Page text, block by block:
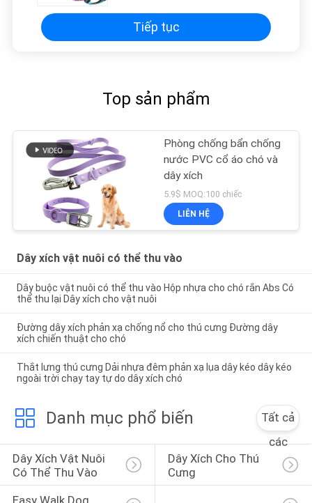
Tiếp tục
Top sản phẩm
Phòng chống bẩn chống
nước PVC cổ áo chó và
dây xích
5.9$ MOQ:100 chiếc
LIÊN HỆ
Dây xích vật nuôi có thể thu vào
Dây buộc vật nuôi có thể thu vào Hộp nhựa cho chó rắn Abs Có
thể thu lại Dây xích cho vật nuôi
Đường dây xích phản xạ chống nổ cho thú cưng Đường dây
xích chiến thuật cho chó
Thắt lưng thú cưng Dải nhựa đêm phản xạ lụa dây kéo dây kéo
ngoài trời chạy tay tự do dây xích chó
Danh mục phổ biến
Tất cả
các
Dây Xích Vật Nuôi
Có Thể Thu Vào
Dây Xích Cho Thú
Cưng
Easy Walk Dog